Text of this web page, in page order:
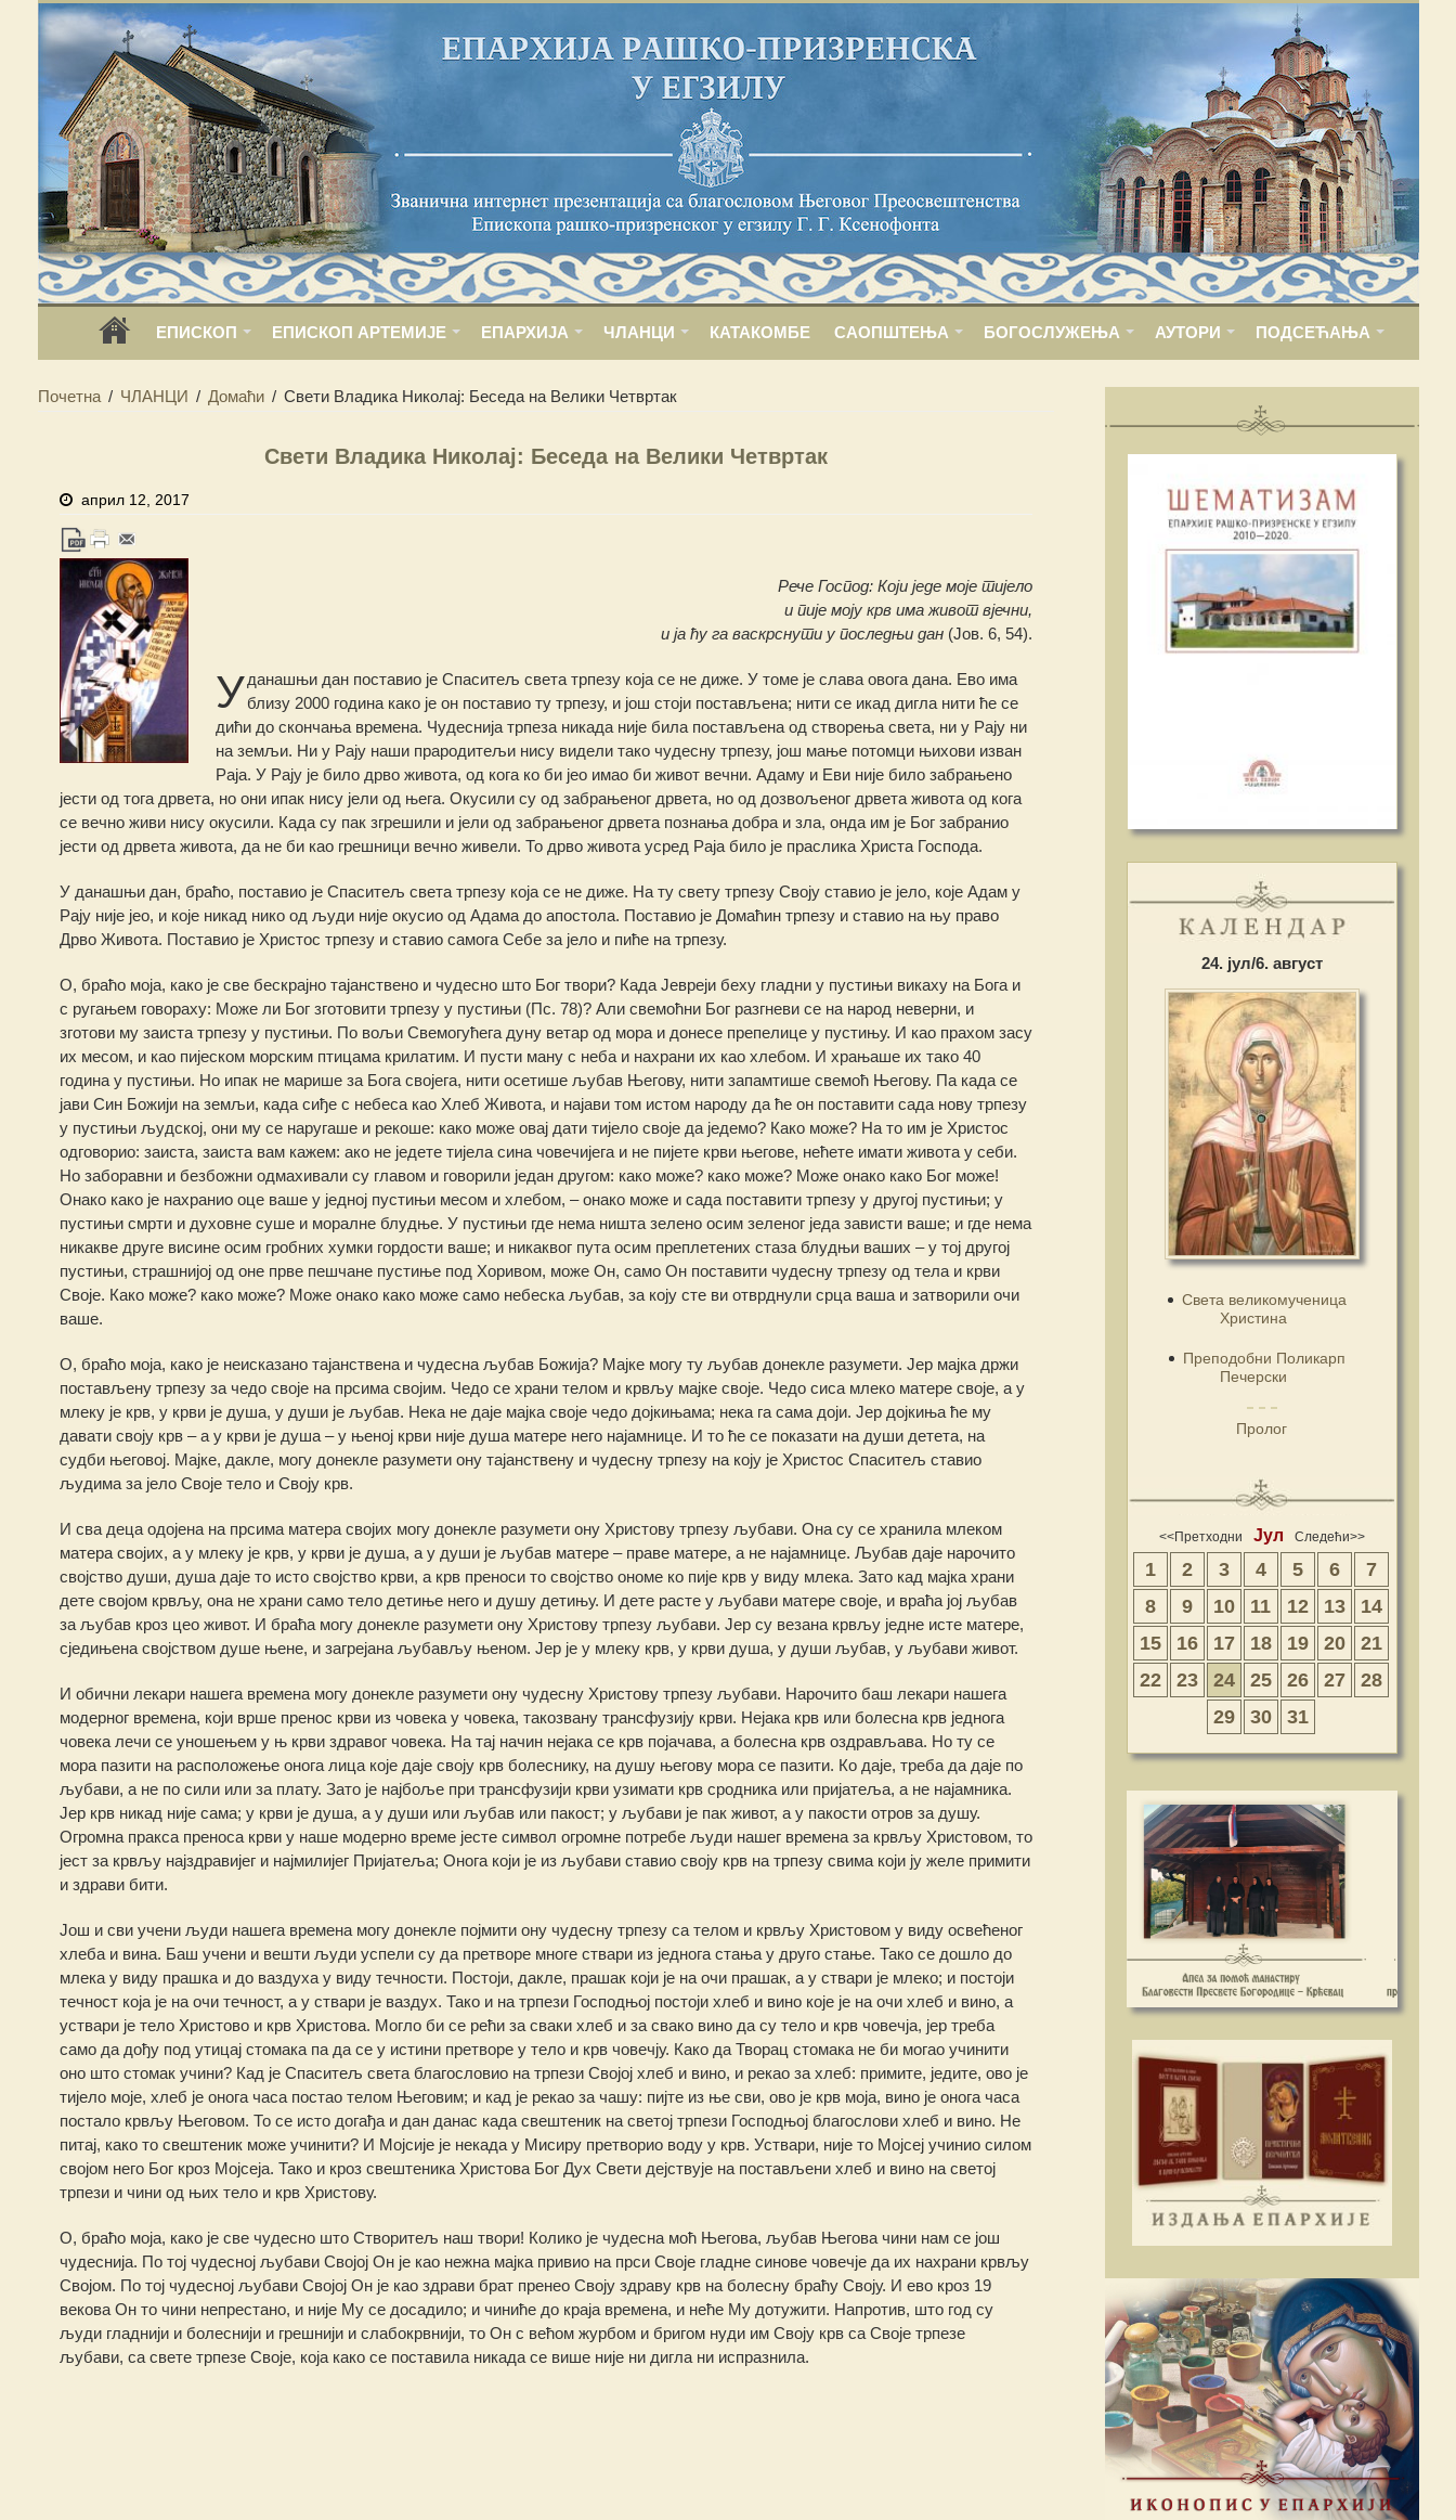
ЕПИСКОП ЕПИСКОП АРТЕМИЈЕ ЕПАРХИЈА ЧЛАНЦИ КАТАКОМБЕ САОПШТЕЊА БОГОСЛУЖЕЊА АУТОРИ ПОДСЕЋАЊА
Почетна / ЧЛАНЦИ / Домаћи / Свети Владика Николај: Беседа на Велики Четвртак
Свети Владика Николај: Беседа на Велики Четвртак
април 12, 2017
Рече Господ: Који једе моје тијело
и пије моју крв има живот вјечни,
и ја ћу га васкрснути у последњи дан(Јов. 6, 54).
У данашњи дан поставио је Спаситељ света трпезу која се не диже. У томе је слава овога дана. Ево има
близу 2000 година како је он поставио ту трпезу, и још стоји постављена; нити се икад дигла нити ће се
дићи до скончања времена. Чудеснија трпеза никада није била постављена од створења света, ни у Рају ни
на земљи. Ни у Рају наши прародитељи нису видели тако чудесну трпезу, још мање потомци њихови изван
Раја. У Рају је било дрво живота, од кога ко би јео имао би живот вечни. Адаму и Еви није било забрањено
јести од тога дрвета, но они ипак нису јели од њега. Окусили су од забрањеног дрвета, но од дозвољеног дрвета живота од кога
се вечно живи нису окусили. Када су пак згрешили и јели од забрањеног дрвета познања добра и зла, онда им је Бог забранио
јести од дрвета живота, да не би као грешници вечно живели. То дрво живота усред Раја било је праслика Христа Господа.
У данашњи дан, браћо, поставио је Спаситељ света трпезу која се не диже. На ту свету трпезу Своју ставио је јело, које Адам у
Рају није јео, и које никад нико од људи није окусио од Адама до апостола. Поставио је Домаћин трпезу и ставио на њу право
Дрво Живота. Поставио је Христос трпезу и ставио самога Себе за јело и пиће на трпезу.
О, браћо моја, како је све бескрајно тајанствено и чудесно што Бог твори? Када Јевреји беху гладни у пустињи викаху на Бога и
с ругањем говораху: Може ли Бог зготовити трпезу у пустињи (Пс. 78)? Али свемоћни Бог разгневи се на народ неверни, и
зготови му заиста трпезу у пустињи. По вољи Свемогућега дуну ветар од мора и донесе препелице у пустињу. И као прахом засу
их месом, и као пијеском морским птицама крилатим. И пусти ману с неба и нахрани их као хлебом. И храњаше их тако 40
година у пустињи. Но ипак не марише за Бога својега, нити осетише љубав Његову, нити запамтише свемоћ Његову. Па када се
јави Син Божији на земљи, када сиђе с небеса као Хлеб Живота, и најави том истом народу да ће он поставити сада нову трпезу
у пустињи људској, они му се наругаше и рекоше: како може овај дати тијело своје да једемо? Како може? На то им је Христос
одговорио: заиста, заиста вам кажем: ако не једете тијела сина човечијега и не пијете крви његове, нећете имати живота у себи.
Но заборавни и безбожни одмахивали су главом и говорили један другом: како може? како може? Може онако како Бог може!
Онако како је нахранио оце ваше у једној пустињи месом и хлебом, – онако може и сада поставити трпезу у другој пустињи; у
пустињи смрти и духовне суше и моралне блудње. У пустињи где нема ништа зелено осим зеленог једа зависти ваше; и где нема
никакве друге висине осим гробних хумки гордости ваше; и никаквог пута осим преплетених стаза блудњи ваших – у тој другој
пустињи, страшнијој од оне прве пешчане пустиње под Хоривом, може Он, само Он поставити чудесну трпезу од тела и крви
Своје. Како може? како може? Може онако како може само небеска љубав, за коју сте ви отврднули срца ваша и затворили очи
ваше.
О, браћо моја, како је неисказано тајанствена и чудесна љубав Божија? Мајке могу ту љубав донекле разумети. Јер мајка држи
постављену трпезу за чедо своје на прсима својим. Чедо се храни телом и крвљу мајке своје. Чедо сиса млеко матере своје, а у
млеку је крв, у крви је душа, у души је љубав. Нека не даје мајка своје чедо дојкињама; нека га сама доји. Јер дојкиња ће му
давати своју крв – а у крви је душа – у њеној крви није душа матере него најамнице. И то ће се показати на души детета, на
судби његовој. Мајке, дакле, могу донекле разумети ону тајанствену и чудесну трпезу на коју је Христос Спаситељ ставио
људима за јело Своје тело и Своју крв.
И сва деца одојена на прсима матера својих могу донекле разумети ону Христову трпезу љубави. Она су се хранила млеком
матера својих, а у млеку је крв, у крви је душа, а у души је љубав матере – праве матере, а не најамнице. Љубав даје нарочито
својство души, душа даје то исто својство крви, а крв преноси то својство ономе ко пије крв у виду млека. Зато кад мајка храни
дете својом крвљу, она не храни само тело детиње него и душу детињу. И дете расте у љубави матере своје, и враћа јој љубав
за љубав кроз цео живот. И браћа могу донекле разумети ону Христову трпезу љубави. Јер су везана крвљу једне исте матере,
сједињена својством душе њене, и загрејана љубављу њеном. Јер је у млеку крв, у крви душа, у души љубав, у љубави живот.
И обични лекари нашега времена могу донекле разумети ону чудесну Христову трпезу љубави. Нарочито баш лекари нашега
модерног времена, који врше пренос крви из човека у човека, такозвану трансфузију крви. Нејака крв или болесна крв једнога
човека лечи се уношењем у њ крви здравог човека. На тај начин нејака се крв појачава, а болесна крв оздрављава. Но ту се
мора пазити на расположење онога лица које даје своју крв болеснику, на душу његову мора се пазити. Ко даје, треба да даје по
љубави, а не по сили или за плату. Зато је најбоље при трансфузији крви узимати крв сродника или пријатеља, а не најамника.
Јер крв никад није сама; у крви је душа, а у души или љубав или пакост; у љубави је пак живот, а у пакости отров за душу.
Огромна пракса преноса крви у наше модерно време јесте символ огромне потребе људи нашег времена за крвљу Христовом, то
јест за крвљу најздравијег и најмилијег Пријатеља; Онога који је из љубави ставио своју крв на трпезу свима који ју желе примити
и здрави бити.
Још и сви учени људи нашега времена могу донекле појмити ону чудесну трпезу са телом и крвљу Христовом у виду освећеног
хлеба и вина. Баш учени и вешти људи успели су да претворе многе ствари из једнога стања у друго стање. Тако се дошло до
млека у виду прашка и до ваздуха у виду течности. Постоји, дакле, прашак који је на очи прашак, а у ствари је млеко; и постоји
течност која је на очи течност, а у ствари је ваздух. Тако и на трпези Господњој постоји хлеб и вино које је на очи хлеб и вино, а
уствари је тело Христово и крв Христова. Могло би се рећи за сваки хлеб и за свако вино да су тело и крв човечја, јер треба
само да дођу под утицај стомака па да се у истини претворе у тело и крв човечју. Како да Творац стомака не би могао учинити
оно што стомак учини? Кад је Спаситељ света благословио на трпези Својој хлеб и вино, и рекао за хлеб: примите, једите, ово је
тијело моје, хлеб је онога часа постао телом Његовим; и кад је рекао за чашу: пијте из ње сви, ово је крв моја, вино је онога часа
постало крвљу Његовом. То се исто догађа и дан данас када свештеник на светој трпези Господњој благослови хлеб и вино. Не
питај, како то свештеник може учинити? И Мојсије је некада у Мисиру претворио воду у крв. Уствари, није то Мојсеј учинио силом
својом него Бог кроз Мојсеја. Тако и кроз свештеника Христова Бог Дух Свети дејствује на постављени хлеб и вино на светој
трпези и чини од њих тело и крв Христову.
О, браћо моја, како је све чудесно што Створитељ наш твори! Колико је чудесна моћ Његова, љубав Његова чини нам се још
чудеснија. По тој чудесној љубави Својој Он је као нежна мајка привио на прси Своје гладне синове човечје да их нахрани крвљу
Својом. По тој чудесној љубави Својој Он је као здрави брат пренео Своју здраву крв на болесну браћу Своју. И ево кроз 19
векова Он то чини непрестано, и није Му се досадило; и чиниће до краја времена, и неће Му дотужити. Напротив, што год су
људи гладнији и болеснији и грешнији и слабокрвнији, то Он с већом журбом и бригом нуди им Своју крв са Своје трпезе
љубави, са свете трпезе Своје, која како се поставила никада се више није ни дигла ни испразнила.
24. јул/6. август
Света великомученица
Христина
Преподобни Поликарп
Печерски
Пролог
<<Претходни Јул Следећи>>
1 2 3 4 5 6
7
8
9 10 11 12 13
14
15
16 17 18 19 20
21
22
23 24 25 26 27
28
29
30 31